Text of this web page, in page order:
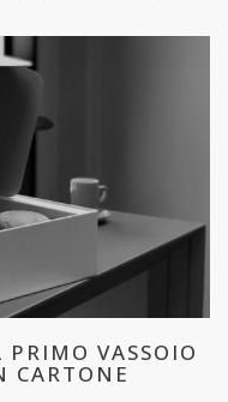
VASSOIO
CARTONE